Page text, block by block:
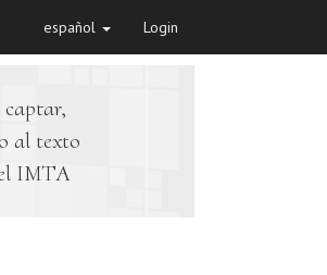
español Login
al texto
IMTA